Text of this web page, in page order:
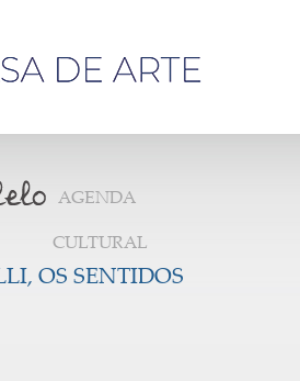
AGENDA
CULTURAL
OS SENTIDOS